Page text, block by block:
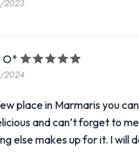
2023
O*
2024
place in Marmaris you
and can’t forget to
else makes up for it. I will